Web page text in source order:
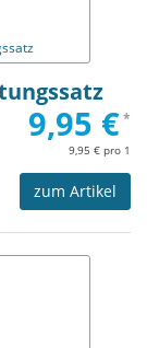
9,95 €*
9,95 € pro 1
zum Artikel